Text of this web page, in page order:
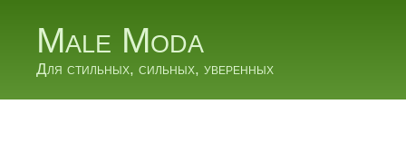
Male Moda
Для стильных, сильных, уверенных